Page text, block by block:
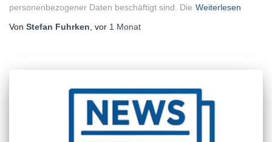
personenbezogener Daten beschäftigt sind. Die Weiterlesen
Von Stefan Fuhrken, vor 1 Monat